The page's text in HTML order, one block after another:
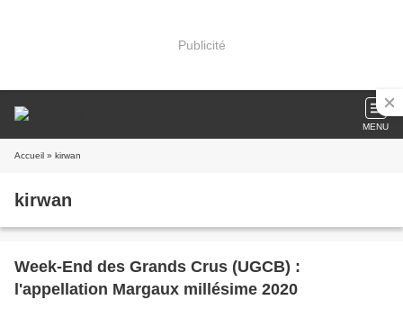
Publicité
MENU
Accueil » kirwan
kirwan
Week-End des Grands Crus (UGCB) :
l'appellation Margaux millésime 2020